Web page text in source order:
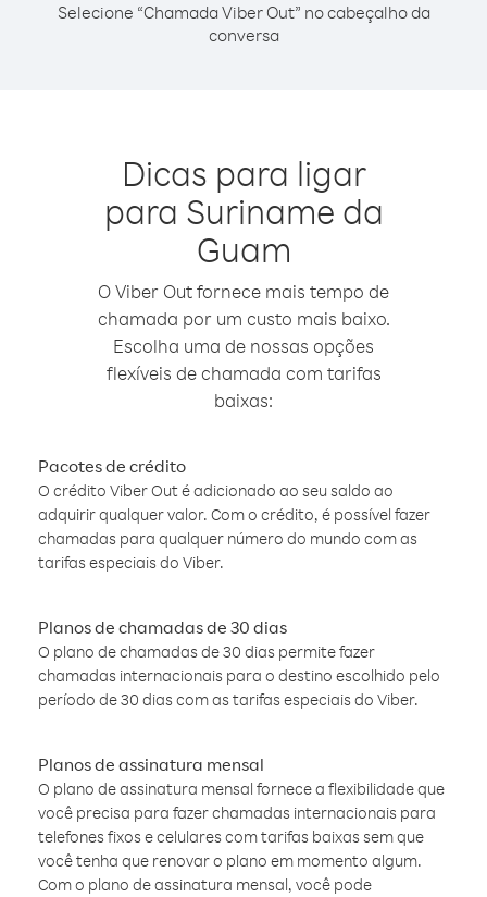
Selecione “Chamada Viber Out” no cabeçalho da
conversa
Dicas para ligar
para Suriname da
Guam
O Viber Out fornece mais tempo de
chamada por um custo mais baixo.
Escolha uma de nossas opções
flexíveis de chamada com tarifas
baixas:
Pacotes de crédito
O crédito Viber Out é adicionado ao seu saldo ao
adquirir qualquer valor. Com o crédito, é possível fazer
chamadas para qualquer número do mundo com as
tarifas especiais do Viber.
Planos de chamadas de 30 dias
O plano de chamadas de 30 dias permite fazer
chamadas internacionais para o destino escolhido pelo
período de 30 dias com as tarifas especiais do Viber.
Planos de assinatura mensal
O plano de assinatura mensal fornece a flexibilidade que
você precisa para fazer chamadas internacionais para
telefones fixos e celulares com tarifas baixas sem que
você tenha que renovar o plano em momento algum.
Com o plano de assinatura mensal, você pode